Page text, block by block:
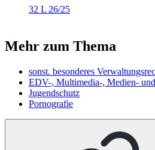
32 L 26/25
Mehr zum Thema
sonst. besonderes
EDV-, Multimedia-, Medien-
Jugendschutz
Pornografie